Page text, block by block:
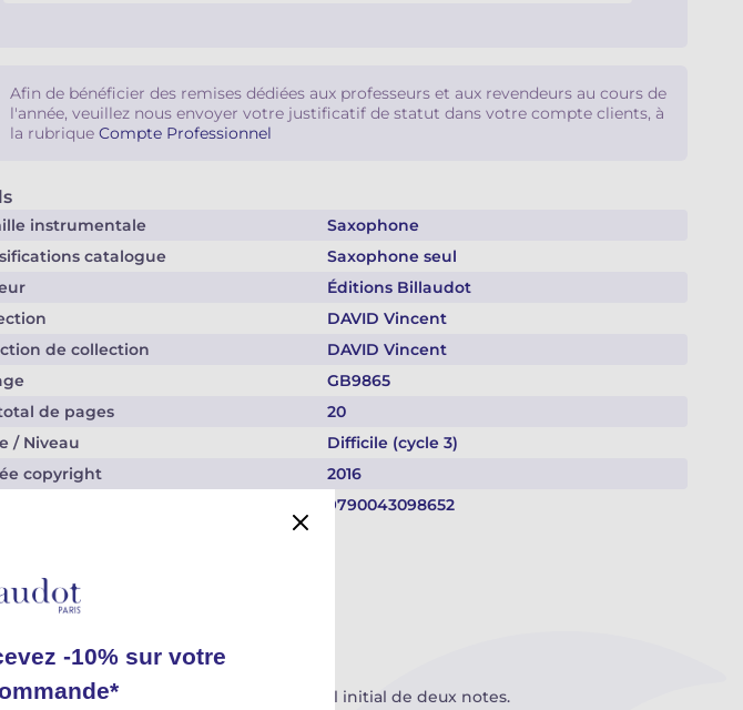
instrumentale
Saxophone
catalogue
Saxophone seul
Éditions Billaudot
DAVID Vincent
de collection
DAVID Vincent
GB9865
de pages
20
/ Niveau
Difficile (cycle 3)
copyright
2016
9790043098652
Afin de bénéficier des remises dédiées aux professeurs et aux revendeurs au cours de
l'année, veuillez nous envoyer votre justificatif de statut dans votre compte clients, à
la rubrique Compte Professionnel
parfois prolonge la résonance de l’appel initial de deux notes.